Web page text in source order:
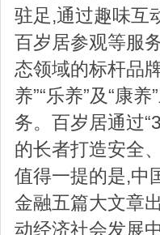
驻足,通过趣味互
百岁居参观等服
态领域的标杆品
养”“乐养”及“康
务。百岁居通过
的长者打造安全
值得一提的是,中
金融五篇大文章
动经济社会发展